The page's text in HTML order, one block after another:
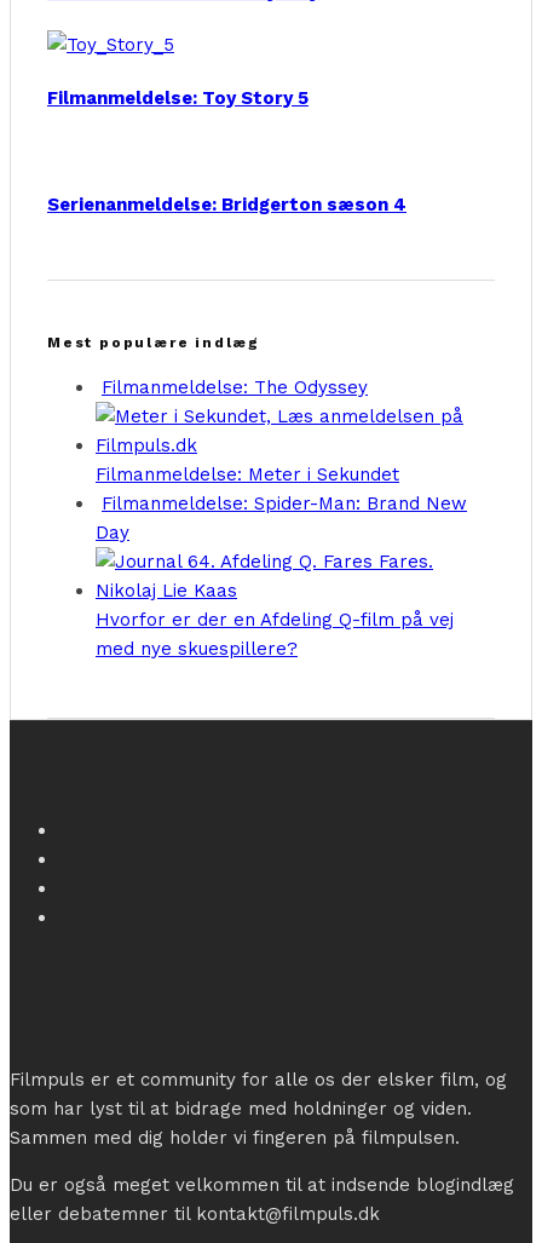
Filmanmeldelse: Toy Story 5
Serienanmeldelse: Bridgerton sæson 4
Mest populære indlæg
Filmanmeldelse: The Odyssey
Filmanmeldelse: Meter i Sekundet
Filmanmeldelse: Spider-Man: Brand New
Day
Hvorfor er der en Afdeling Q-film på vej
med nye skuespillere?
Filmpuls er et community for alle os der elsker film, og
som har lyst til at bidrage med holdninger og viden.
Sammen med dig holder vi fingeren på filmpulsen.
Du er også meget velkommen til at indsende blogindlæg
eller debatemner til kontakt@filmpuls.dk